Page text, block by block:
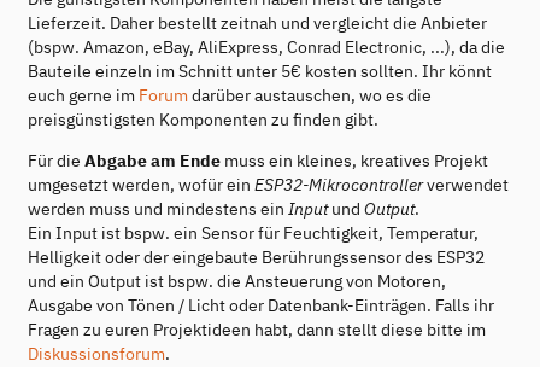
Lieferzeit. Daher bestellt zeitnah und vergleicht die Anbieter
(bspw. Amazon, eBay, AliExpress, Conrad Electronic, ...), da die
Bauteile einzeln im Schnitt unter 5€ kosten sollten. Ihr könnt
euch gerne im Forumdarüber austauschen, wo es die
preisgünstigsten Komponenten zu finden gibt.
Für die Abgabe am Ende muss ein kleines, kreatives Projekt
umgesetzt werden, wofür ein ESP32-Mikrocontrollerverwendet
werden muss und mindestens ein Inputund Output.
Ein Input ist bspw. ein Sensor für Feuchtigkeit, Temperatur,
Helligkeit oder der eingebaute Berührungssensor des ESP32
und ein Output ist bspw. die Ansteuerung von Motoren,
Ausgabe von Tönen / Licht oder Datenbank-Einträgen. Falls ihr
Fragen zu euren Projektideen habt, dann stellt diese bitte im
Diskussionsforum.